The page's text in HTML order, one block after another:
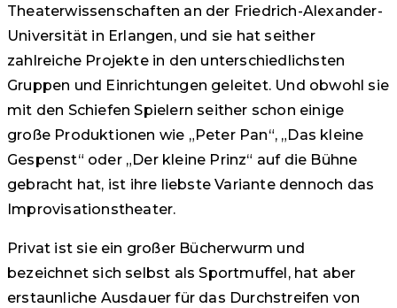
Theaterwissenschaften an der Friedrich-Alexander-
Universität in Erlangen, und sie hat seither
zahlreiche Projekte in den unterschiedlichsten
Gruppen und Einrichtungen geleitet. Und obwohl sie
mit den Schiefen Spielern seither schon einige
große Produktionen wie „Peter Pan“, „Das kleine
Gespenst“ oder „Der kleine Prinz“ auf die Bühne
gebracht hat, ist ihre liebste Variante dennoch das
Improvisationstheater.
Privat ist sie ein großer Bücherwurm und
bezeichnet sich selbst als Sportmuffel, hat aber
erstaunliche Ausdauer für das Durchstreifen von